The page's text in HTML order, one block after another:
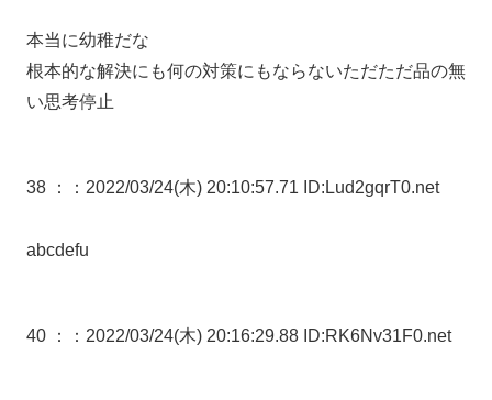
本当に幼稚だな
根本的な解決にも何の対策にもならないただただ品の無
い思考停止
38 ： ：2022/03/24(木) 20:10:57.71 ID:Lud2gqrT0.net
abcdefu
40 ： ：2022/03/24(木) 20:16:29.88 ID:RK6Nv31F0.net